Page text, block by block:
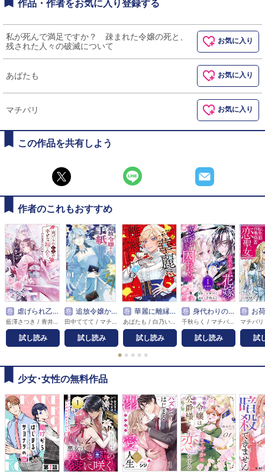
作品・作者をお気に入り登録する
私が死んで満足ですか？ 疎まれた令嬢の死と、
残された人々の破滅について
お気に入り
あばたも お気に入り
マチバリ お気に入り
この作品を共有しよう
作者のこれもおすすめ
巻 虐げられ乙女の幸せな嫁入り アンソロジーコミック
試し読み
巻 追放令嬢からの手紙～かつて愛していた皆さまへ 私のことなどお忘れですか？～
試し読み
巻 華麗に離縁してみせますわ！
試し読み
巻 身代わりの花嫁はヤンデレ領主に囚われる
試し読み
巻 お荷物と呼ばれた転
試
● ● ● ● ●
少女･女性の無料作品